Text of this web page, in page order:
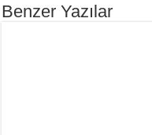
Benzer Yazılar